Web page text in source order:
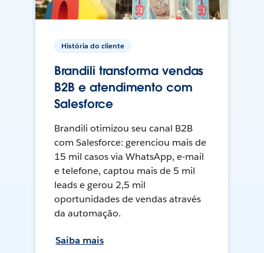
História do cliente
Brandili transforma vendas
B2B e atendimento com
Salesforce
Brandili otimizou seu canal B2B
com Salesforce: gerenciou mais de
15 mil casos via WhatsApp, e-mail
e telefone, captou mais de 5 mil
leads e gerou 2,5 mil
oportunidades de vendas através
da automação.
Saiba mais